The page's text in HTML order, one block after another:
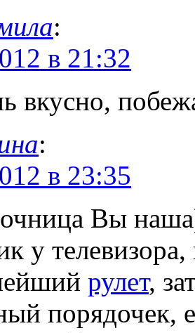
:
в 21:32
вкусно,
:
в 23:35
Вы
у
рулет,
порядочек,